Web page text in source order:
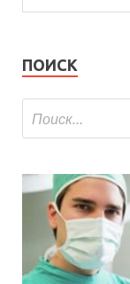
ПОИСК